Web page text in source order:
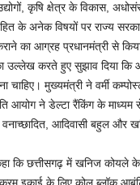
कृषि क्षेत्र के विकास,
के अनेक विषयों पर राज्य
का आग्रह प्रधानमंत्री से
उल्लेख करते हुए सुझाव दिया कि
चाहिए। मुख्यमंत्री ने वर्मी
आयोग ने डेल्टा रैंकिंग के माध्यम
वनाच्छादित, आदिवासी बहुल और
कि छत्तीसगढ़ में खनिज कोयले के